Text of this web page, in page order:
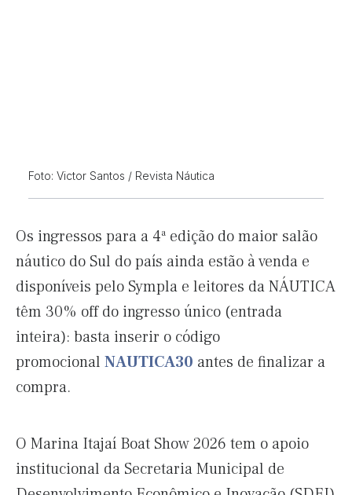
Foto: Victor Santos / Revista Náutica
Os ingressos para a 4ª edição do maior salão
náutico do Sul do país ainda estão à venda e
disponíveis pelo Sympla e leitores da NÁUTICA
têm 30% off do ingresso único (entrada
inteira): basta inserir o código
promocional NAUTICA30 antes de finalizar a
compra.
O Marina Itajaí Boat Show 2026 tem o apoio
institucional da Secretaria Municipal de